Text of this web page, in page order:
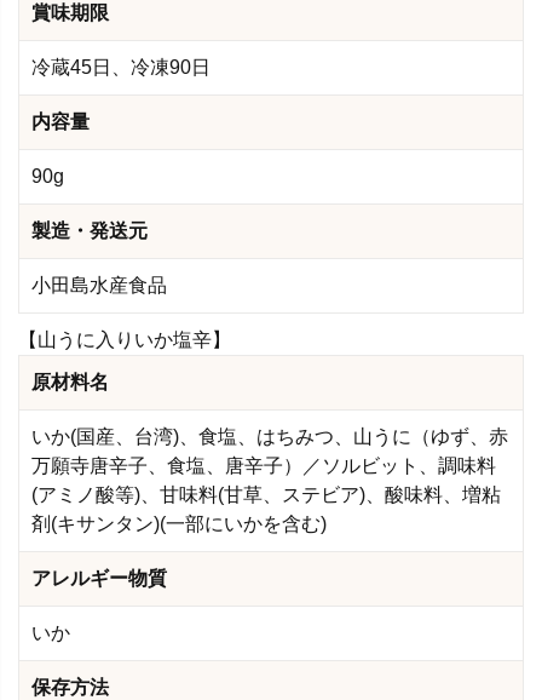
賞味期限
冷蔵45日、冷凍90日
内容量
90g
製造・発送元
小田島水産食品
【山うに入りいか塩辛】
原材料名
いか(国産、台湾)、食塩、はちみつ、山うに（ゆず、赤
万願寺唐辛子、食塩、唐辛子）／ソルビット、調味料
(アミノ酸等)、甘味料(甘草、ステビア)、酸味料、増粘
剤(キサンタン)(一部にいかを含む)
アレルギー物質
いか
保存方法